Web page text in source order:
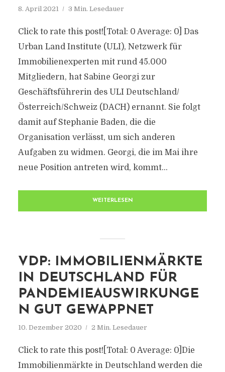
8. April 2021 3 Min. Lesedauer
Click to rate this post![Total: 0 Average: 0] Das
Urban Land Institute (ULI), Netzwerk für
Immobilienexperten mit rund 45.000
Mitgliedern, hat Sabine Georgi zur
Geschäftsführerin des ULI Deutschland/
Österreich/Schweiz (DACH) ernannt. Sie folgt
damit auf Stephanie Baden, die die
Organisation verlässt, um sich anderen
Aufgaben zu widmen. Georgi, die im Mai ihre
neue Position antreten wird, kommt...
WEITERLESEN
VDP: IMMOBILIENMÄRKTE
IN DEUTSCHLAND FÜR
PANDEMIEAUSWIRKUNGE
N GUT GEWAPPNET
10. Dezember 2020 2 Min. Lesedauer
Click to rate this post![Total: 0 Average: 0]Die
Immobilienmärkte in Deutschland werden die